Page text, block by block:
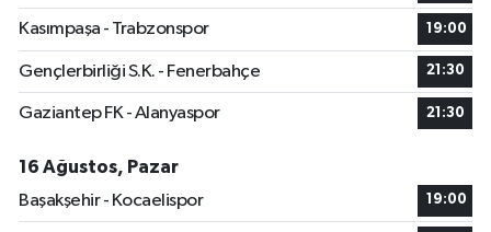
Kasımpaşa - Trabzonspor 19:00
Gençlerbirliği S.K. - Fenerbahçe 21:30
Gaziantep FK - Alanyaspor 21:30
16 Ağustos, Pazar
Başakşehir - Kocaelispor
19:00